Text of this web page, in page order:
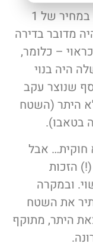
במקרה בו נתקבלו בדירה שנמכרה במחיר של 1
ש”ח, היה מדובר בדירה
– כלומר,
היה בנוי
שנוצר עקב
היתר (השטח
בטאבו).
חוקית… אבל
הזכות
ובמקרה
את השטח
היתר, מתוקף